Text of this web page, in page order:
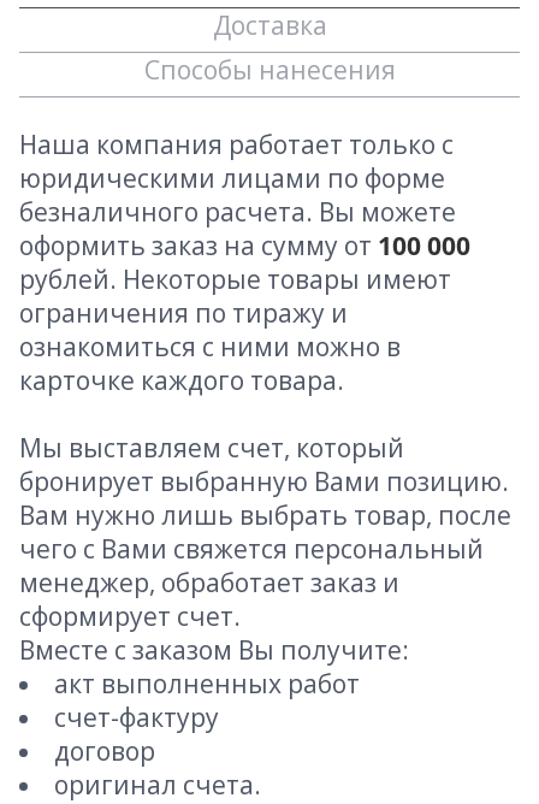
Доставка
Способы нанесения
Наша компания работает только с
юридическими лицами по форме
безналичного расчета. Вы можете
оформить заказ на сумму от 100 000
рублей. Некоторые товары имеют
ограничения по тиражу и
ознакомиться с ними можно в
карточке каждого товара.
Мы выставляем счет, который
бронирует выбранную Вами позицию.
Вам нужно лишь выбрать товар, после
чего с Вами свяжется персональный
менеджер, обработает заказ и
сформирует счет.
Вместе с заказом Вы получите:
акт выполненных работ
счет-фактуру
договор
оригинал счета.